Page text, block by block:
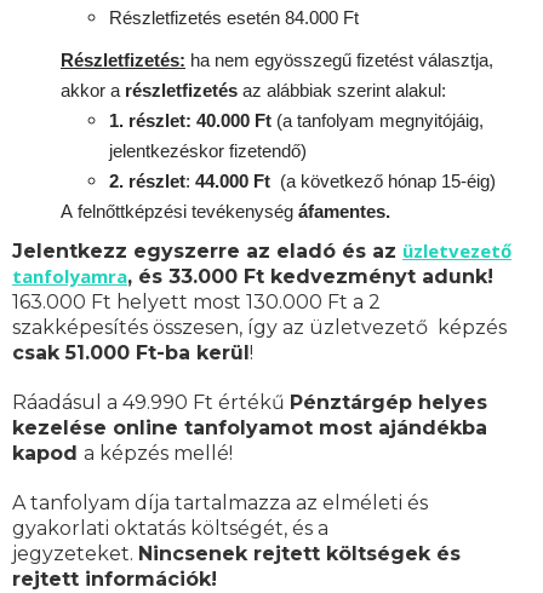
Részletfizetés esetén 84.000 Ft
Részletfizetés: ha nem egyösszegű fizetést választja,
akkor a részletfizetés az alábbiak szerint alakul:
1. részlet: 40.000 Ft (a tanfolyam megnyitójáig,
jelentkezéskor fizetendő)
2. részlet: 44.000 Ft (a következő hónap 15-éig)
A felnőttképzési tevékenység áfamentes.
Jelentkezz egyszerre az eladó és az üzletvezető
tanfolyamra, és 33.000 Ft kedvezményt adunk!
163.000 Ft helyett most 130.000 Ft a 2
szakképesítés összesen, így az üzletvezető képzés
csak 51.000 Ft-ba kerül !
Ráadásul a 49.990 Ft értékű Pénztárgép helyes
kezelése online tanfolyamot most ajándékba
kapod a képzés mellé!
A tanfolyam díja tartalmazza az elméleti és
gyakorlati oktatás költségét, és a
jegyzeteket. Nincsenek rejtett költségek és
rejtett információk!